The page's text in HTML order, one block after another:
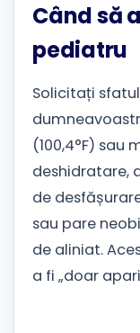
Când să
pediatru
Solicitați
(100,4°F) sau
deshidratare,
de
sau pare
de aliniat.
a fi „doar